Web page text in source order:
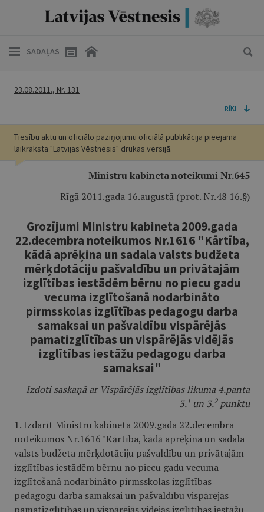
SADAĻAS
23.08.2011., Nr. 131
RĪKI
Tiesību aktu un oficiālo paziņojumu oficiālā publikācija pieejama
laikraksta "Latvijas Vēstnesis" drukas versijā.
Ministru kabineta noteikumi Nr.645
Rīgā 2011.gada 16.augustā (prot. Nr.48 16.§)
Grozījumi Ministru kabineta 2009.gada
22.decembra noteikumos Nr.1616 "Kārtība,
kādā aprēķina un sadala valsts budžeta
mērķdotāciju pašvaldību un privātajām
izglītības iestādēm bērnu no piecu gadu
vecuma izglītošanā nodarbināto
pirmsskolas izglītības pedagogu darba
samaksai un pašvaldību vispārējās
pamatizglītības un vispārējās vidējās
izglītības iestāžu pedagogu darba
samaksai"
Izdoti saskaņā ar Vispārējās izglītības likuma 4.panta
3. 1 un 3.2punktu
1. Izdarīt Ministru kabineta 2009.gada 22.decembra
noteikumos Nr.1616 "Kārtība, kādā aprēķina un sadala
valsts budžeta mērķdotāciju pašvaldību un privātajām
izglītības iestādēm bērnu no piecu gadu vecuma
izglītošanā nodarbināto pirmsskolas izglītības
pedagogu darba samaksai un pašvaldību vispārējās